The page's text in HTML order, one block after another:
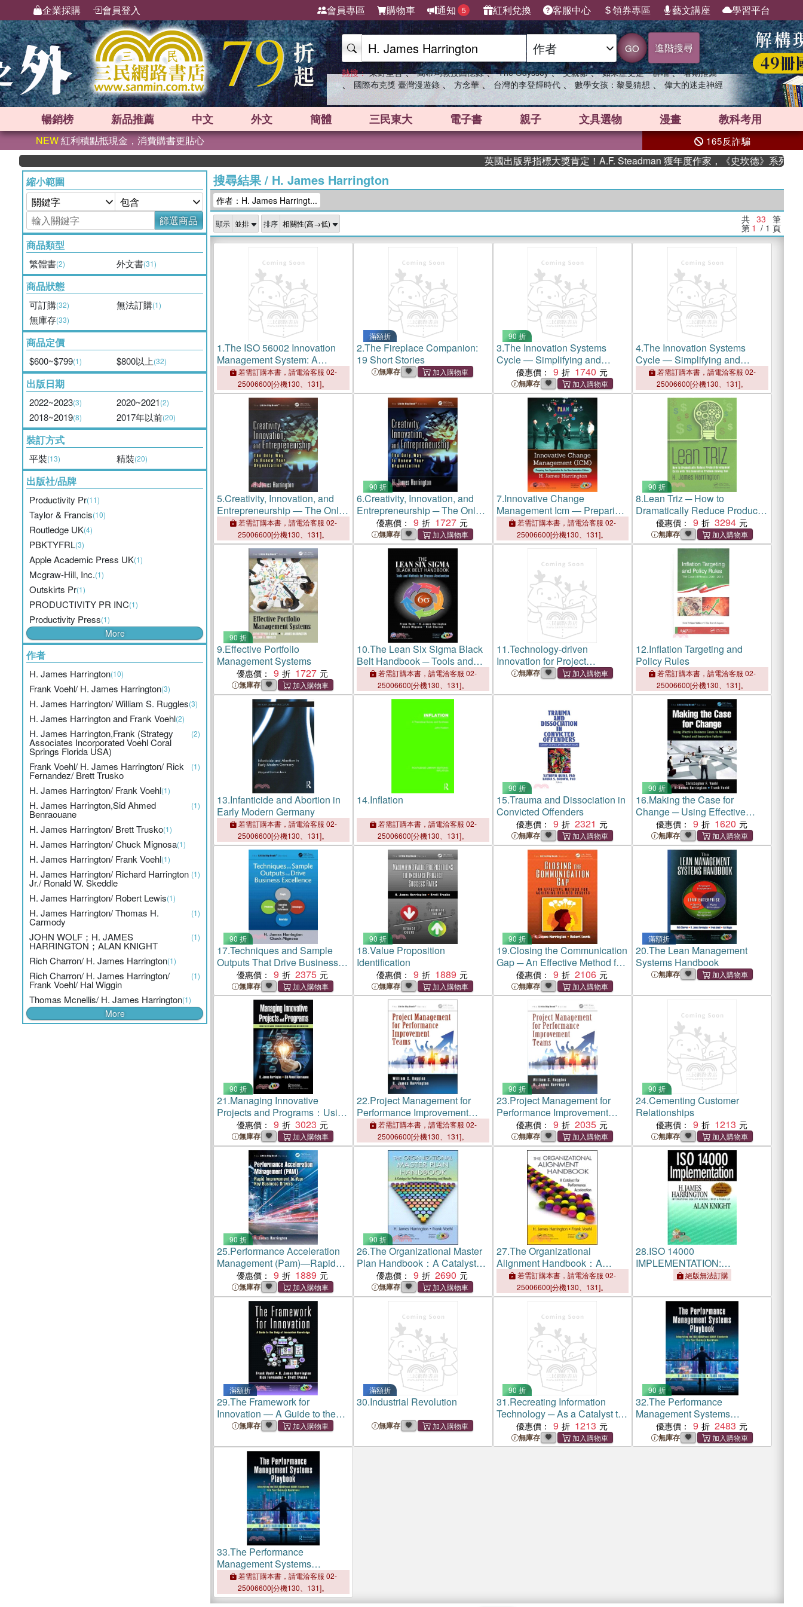
企業採購 會員登入 會員專區 購物車 通知 5 紅利兌換 客服中心 領券專區 藝文講座 學習平台
GO 進階搜尋
熱搜： 東野圭吾 、 高希均教授回憶錄 、 The Odyssey 、 父親節 、 如果歷史是一群喵 、 暑期推薦
、 國際布克獎 臺灣漫遊錄 、 方念華 、 台灣的李登輝時代 、 數學女孩：黎曼猜想 、 偉大的迷走神經
暢銷榜 新品推薦 中文 外文 簡體 三民東大 電子書 親子 文具選物 漫畫 教科考用
NEW紅利積點抵現金，消費購書更貼心 165反詐騙
英國出版界指標大獎肯定！A.F. Steadman 獲年度作家，《史坎德》系列帶你踏上
縮小範圍
篩選商品
商品類型
繁體書(2) 外文書(31)
商品狀態
可訂購(32) 無法訂購(1)
無庫存(33)
商品定價
$600~$799(1) $800以上(32)
出版日期
2022~2023(3) 2020~2021(2)
2018~2019(8) 2017年以前(20)
裝訂方式
平裝(13) 精裝(20)
出版社/品牌
Productivity Pr(11)
Taylor & Francis(10)
Routledge UK(4)
PBKTYFRL(3)
Apple Academic Press UK(1)
Mcgraw-Hill, Inc.(1)
Outskirts Pr(1)
PRODUCTIVITY PR INC(1)
Productivity Press(1)
More
作者
H. James Harrington(10)
Frank Voehl/ H. James Harrington(3)
H. James Harrington/ William S. Ruggles(3)
H. James Harrington and Frank Voehl(2)
H. James Harrington,Frank (Strategy
Associates Incorporated Voehl Coral
Springs Florida USA)
(2)
Frank Voehl/ H. James Harrington/ Rick
Fernandez/ Brett Trusko
(1)
H. James Harrington/ Frank Voehl(1)
H. James Harrington,Sid Ahmed
Benraouane
(1)
H. James Harrington/ Brett Trusko(1)
H. James Harrington/ Chuck Mignosa(1)
H. James Harrington/ Frank Voehl(1)
H. James Harrington/ Richard Harrington
Jr./ Ronald W. Skeddle
(1)
H. James Harrington/ Robert Lewis(1)
H. James Harrington/ Thomas H.
Carmody
(1)
JOHN WOLF；H. JAMES
HARRINGTON；ALAN KNIGHT
(1)
Rich Charron/ H. James Harrington(1)
Rich Charron/ H. James Harrington/
Frank Voehl/ Hal Wiggin
(1)
Thomas Mcnellis/ H. James Harrington(1)
More
搜尋結果/ H. James Harrington
作者：H. James Harringt...
顯示 排序 共 33 筆
第 1 / 1 頁
1.The ISO 56002 Innovation
Management System: A
Practical Guide for
Implementation and Building a
Culture of Innovation
若需訂購本書，請電洽客服 02-
25006600[分機130、131]。
滿額折
2.The Fireplace Companion:
19 Short Stories
無庫存
90 折
3.The Innovation Systems
Cycle ― Simplifying and
Incorporating the Guidelines of
the Iso 56002 Standard and
Best Practices
優惠價： 9 1740
無庫存
4.The Innovation Systems
Cycle ― Simplifying and
Incorporating the Guidelines of
the Iso 56002 Standard and
Best Practices
若需訂購本書，請電洽客服 02-
25006600[分機130、131]。
5.Creativity, Innovation, and
Entrepreneurship ― The Only
Way to Renew Your
Organization
若需訂購本書，請電洽客服 02-
25006600[分機130、131]。
90 折
6.Creativity, Innovation, and
Entrepreneurship ─ The Only
Way to Renew Your
Organization
優惠價： 9 1727
無庫存
7.Innovative Change
Management Icm ― Preparing
Your Organization for the New
Innovative Culture
若需訂購本書，請電洽客服 02-
25006600[分機130、131]。
90 折
8.Lean Triz ─ How to
Dramatically Reduce Product-
Development Costs With This
Innovative Problem-Solving
Tool
優惠價： 9 3294
無庫存
90 折
9.Effective Portfolio
Management Systems
優惠價： 9 1727
無庫存
10.The Lean Six Sigma Black
Belt Handbook ─ Tools and
Methods for Process
Acceleration
若需訂購本書，請電洽客服 02-
25006600[分機130、131]。
11.Technology-driven
Innovation for Project
Management ― How to Drive
Improvement
無庫存
12.Inflation Targeting and
Policy Rules
若需訂購本書，請電洽客服 02-
25006600[分機130、131]。
13.Infanticide and Abortion in
Early Modern Germany
若需訂購本書，請電洽客服 02-
25006600[分機130、131]。
14.Inflation
若需訂購本書，請電洽客服 02-
25006600[分機130、131]。
90 折
15.Trauma and Dissociation in
Convicted Offenders
優惠價： 9 2321
無庫存
90 折
16.Making the Case for
Change ─ Using Effective
Business Cases to Minimize
Project and Innovation Failures
優惠價： 9 1620
無庫存
90 折
17.Techniques and Sample
Outputs That Drive Business
Excellence
優惠價： 9 2375
無庫存
90 折
18.Value Proposition
Identification
優惠價： 9 1889
無庫存
90 折
19.Closing the Communication
Gap ─ An Effective Method for
Achieving Desired Results
優惠價： 9 2106
無庫存
滿額折
20.The Lean Management
Systems Handbook
無庫存
90 折
21.Managing Innovative
Projects and Programs：Using
the ISO 56000 Standards for
Guidance and Implementation
優惠價： 9 3023
無庫存
22.Project Management for
Performance Improvement
Teams若需訂購本書，請電洽客服 02-
25006600[分機130、131]。
90 折
23.Project Management for
Performance Improvement
Teams優惠價： 9 2035
無庫存
90 折
24.Cementing Customer
Relationships
優惠價： 9 1213
無庫存
90 折
25.Performance Acceleration
Management (Pam)—Rapid
Improvement to Your Key
Performance Drivers
優惠價： 9 1889
無庫存
90 折
26.The Organizational Master
Plan Handbook：A Catalyst
for Performance Planning and
Results
優惠價： 9 2690
無庫存
27.The Organizational
Alignment Handbook：A
Catalyst for Performance
Acceleration
若需訂購本書，請電洽客服 02-
25006600[分機130、131]。
28.ISO 14000
IMPLEMENTATION:
UPGRADING YOUR EMS
絕版無法訂購
滿額折
29.The Framework for
Innovation ― A Guide to the
Body of Innovation Knowledge
無庫存
滿額折
30.Industrial Revolution
無庫存
90 折
31.Recreating Information
Technology ─ As a Catalyst to
Deliver Total Organizational
Change
優惠價： 9 1213
無庫存
90 折
32.The Performance
Management Systems
Playbook：Integrating the ISO
56002 and 56004 Standards
Into Your Business Operations
優惠價： 9 2483
無庫存
33.The Performance
Management Systems
Playbook：Integrating the ISO
56002 and 56004 Standards
Into Your Business Operations
若需訂購本書，請電洽客服 02-
25006600[分機130、131]。